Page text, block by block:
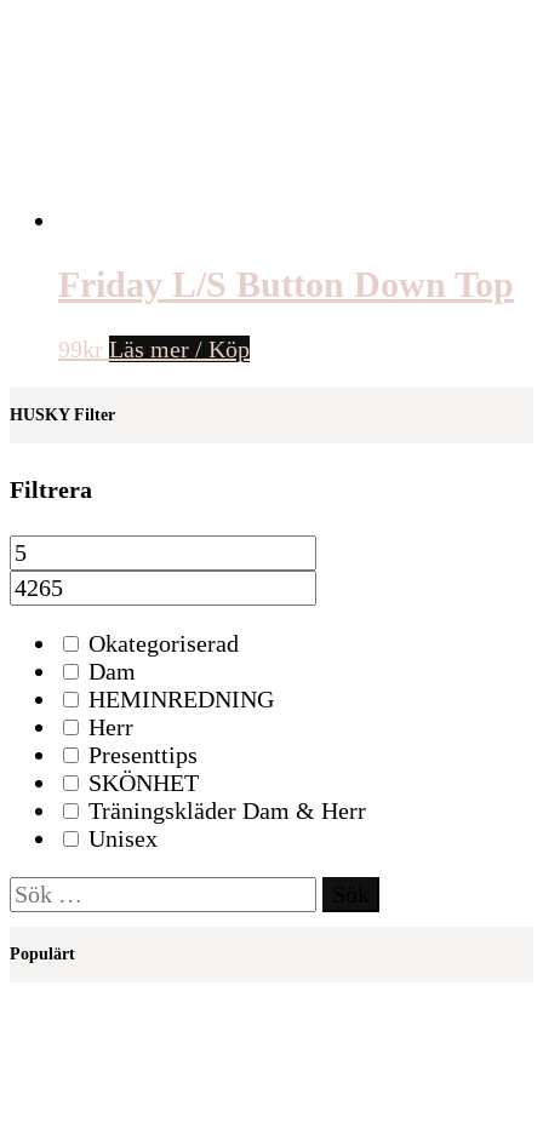
Friday L/S Button Down Top
99kr Läs mer / Köp
HUSKY Filter
Filtrera
Okategoriserad
Dam
HEMINREDNING
Herr
Presenttips
SKÖNHET
Träningskläder Dam & Herr
Unisex
Sök
efter:
Populärt